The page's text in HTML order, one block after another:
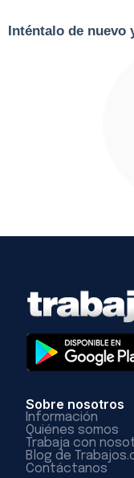
Inténtalo de nuevo
Sobre nosotros
Información
Quiénes somos
Trabaja con
Blog de
Contáctanos